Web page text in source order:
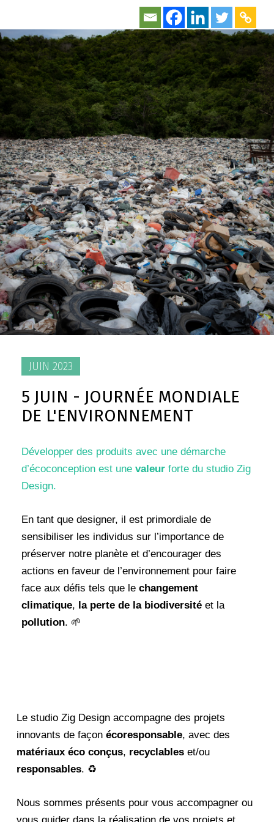
JUIN 2023
5 JUIN - JOURNÉE MONDIALE
DE L'ENVIRONNEMENT
Développer des produits avec une démarche
d’écoconception est une valeurforte du studio Zig
Design.
En tant que designer, il est primordiale de
sensibiliser les individus sur l’importance de
préserver notre planète et d’encourager des
actions en faveur de l’environnement pour faire
face aux défis tels que le changement
climatique, la perte de la biodiversitéet la
pollution. 🌱
Le studio Zig Design accompagne des projets
innovants de façon écoresponsable, avec des
matériaux éco conçus, recyclableset/ou
responsables. ♻️
Nous sommes présents pour vous accompagner ou
vous guider dans la réalisation de vos projets et